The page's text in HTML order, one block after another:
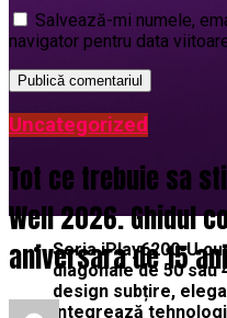
Seria iPlay6200-U
diagonale de 50 sau
design subțire,
integrează
Salvează-mi numele,
navigator pentru data
Uncategorized
Tot ce trebuie sa
Well 2026. Ghidul
aniversara de 15 ani